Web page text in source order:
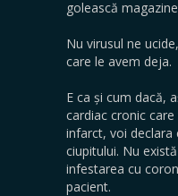
golească
Nu virusul ne
care le avem deja.
E ca și cum dacă,
cardiac cronic
infarct, voi declara
ciupitului. Nu
infestarea cu
pacient.